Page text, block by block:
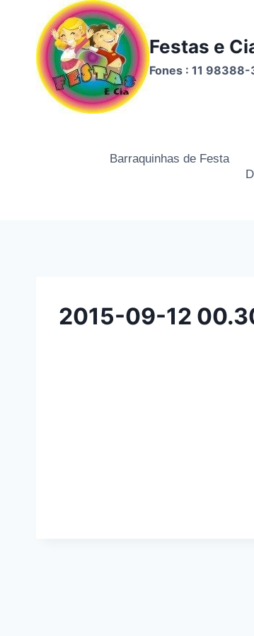
Festas e
Fones : 11
Barraquinhas de Festa
2015-09-12